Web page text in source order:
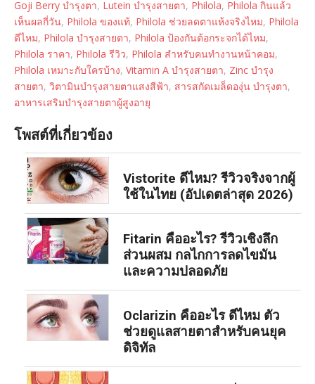
Goji Berry บำรุงตา, Lutein บำรุงสายตา, Philola, Philola กินแล้ว
เห็นผลกี่วัน, Philola ของแท้, Philola ช่วยลดตาแห้งจริงไหม, Philola
ดีไหม, Philola บำรุงสายตา, Philola ป้องกันต้อกระจกได้ไหม,
Philola ราคา, Philola รีวิว, Philola สำหรับคนทำงานหน้าคอม,
Philola เหมาะกับใครบ้าง, Vitamin A บำรุงสายตา, Zinc บำรุง
สายตา, วิตามินบำรุงสายตาแสงสีฟ้า, สารสกัดเมล็ดองุ่น บำรุงตา,
อาหารเสริมบำรุงสายตาผู้สูงอายุ
โพสต์ที่เกี่ยวข้อง
Vistorite ดีไหม? รีวิวจริงจากผู้
ใช้ในไทย (อัปเดตล่าสุด 2026)
Fitarin คืออะไร? รีวิวเชิงลึก
ส่วนผสม กลไกการลดไขมัน
และความปลอดภัย
Oclarizin คืออะไร ดีไหม ตัว
ช่วยดูแลสายตาสำหรับคนยุค
ดิจิทัล